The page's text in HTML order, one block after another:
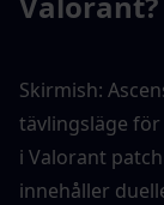
Skirmish:
tävlingsläge
i Valorant
innehåller